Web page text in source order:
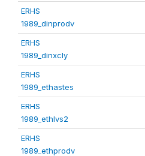
ERHS
1989_dinprodv
ERHS
1989_dinxcly
ERHS
1989_ethastes
ERHS
1989_ethlvs2
ERHS
1989_ethprodv